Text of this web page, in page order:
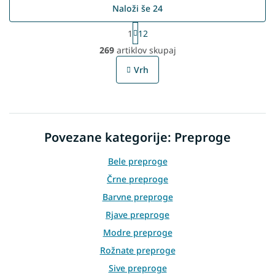
L
i
s
g
o
n
t
o
l
Naloži še 24
P
a
g
i
n
o
1
12
269artiklov skupaj
Vrh
Povezane kategorije: Preproge
Bele preproge
Črne preproge
Barvne preproge
Rjave preproge
Modre preproge
Rožnate preproge
Sive preproge